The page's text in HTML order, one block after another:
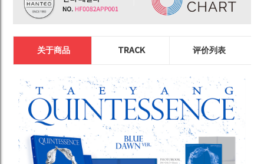
关于商品 TRACK 评价列表